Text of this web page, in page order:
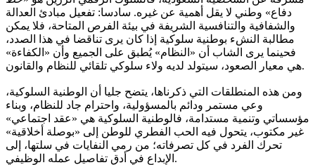
دفاع» وطني لا يقل أهمية عن غيره. سادسا: تفعيل مبادئ العدالة
والشفافية والتنافسية الشريفة في بيئة الفرص المتاحة، فلا يمكن
مطالبة النشء بوطنية سلوكية إذا كان يرى تناقضا في هذا الصدد،
فحينما يرى الشاب أن «النظام» يُطبق على الجميع وأن «الكفاءة»
هي معيار الصعود، سيتولد لديه ولاء سلوكي تلقائي للنظام والقانون.
ومن هذه المنطلقات التي ذكرناها، يتضح جليا أن الوطنية السلوكية،
وعي مستمر ودائم بالمسؤولية، واحترام جاد للنظام، وبناء
مؤسساتي وتنمية مستدامة، فالوطنية السلوكية هي «عقد اجتماعي»
غير مكتوب، يتحول فيه الحب الفطري للوطن إلى «بوصلة أخلاقية»
تحرك الفرد في كل تصرفاته؛ من رمي النفايات في سلتها، إلى
الإبداع في أدق تفاصيل عمله الوظيفي.